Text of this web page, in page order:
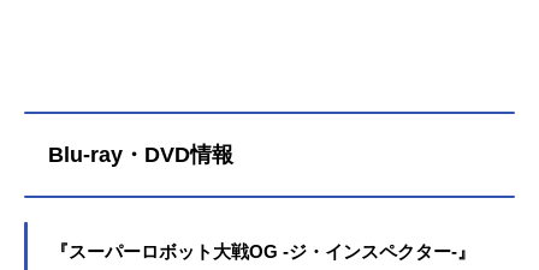
Blu-ray・DVD情報
『スーパーロボット大戦OG -ジ・インスペクター-』